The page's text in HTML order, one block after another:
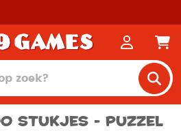
stukjes - Puzzel